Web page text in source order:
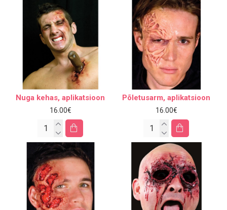
Nuga kehas, aplikatsioon
16.00€
Põletusarm, aplikatsioon
16.00€